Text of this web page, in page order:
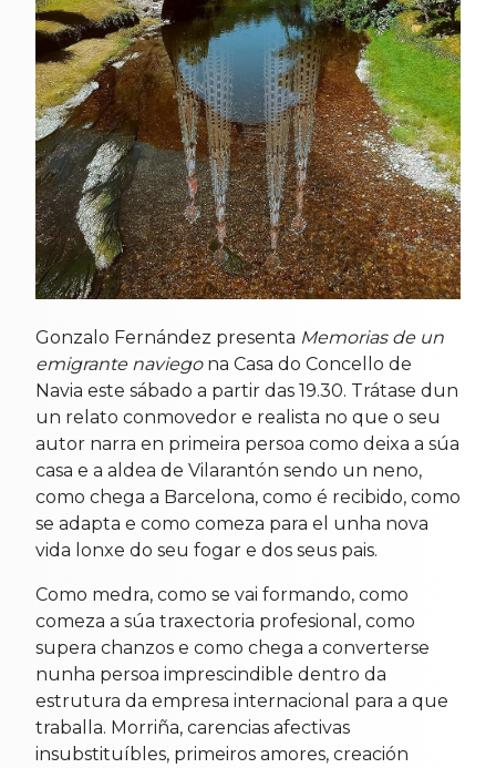
Gonzalo Fernández presenta Memorias de un
emigrante naviegona Casa do Concello de
Navia este sábado a partir das 19.30. Trátase dun
un relato conmovedor e realista no que o seu
autor narra en primeira persoa como deixa a súa
casa e a aldea de Vilarantón sendo un neno,
como chega a Barcelona, como é recibido, como
se adapta e como comeza para el unha nova
vida lonxe do seu fogar e dos seus pais.
Como medra, como se vai formando, como
comeza a súa traxectoria profesional, como
supera chanzos e como chega a converterse
nunha persoa imprescindible dentro da
estrutura da empresa internacional para a que
traballa. Morriña, carencias afectivas
insubstituíbles, primeiros amores, creación